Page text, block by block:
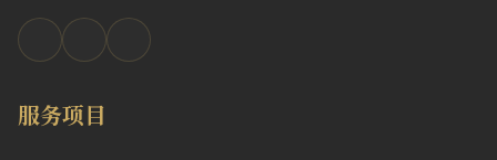
服务项目